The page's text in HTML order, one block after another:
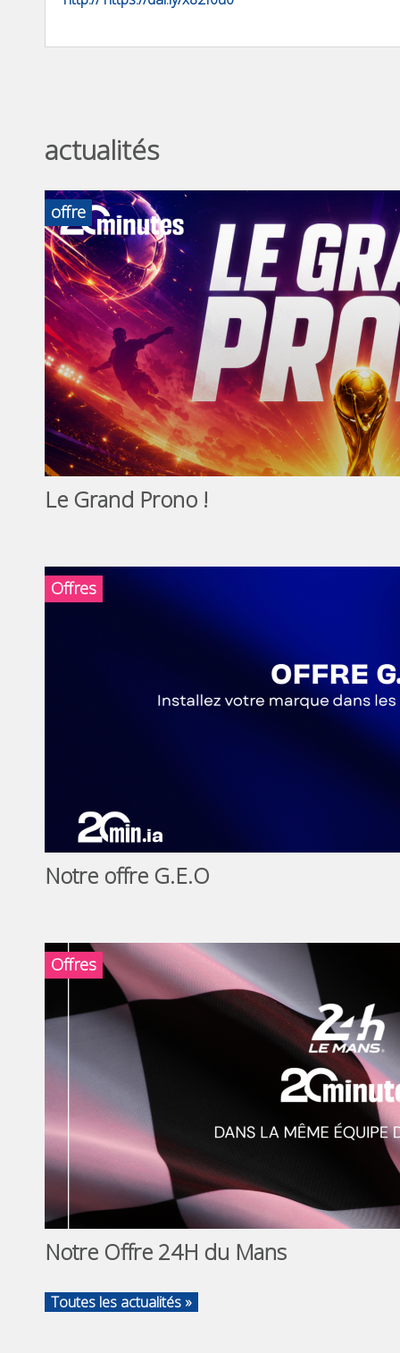
actualités
offre
Le Grand Prono !
Offres
Notre offre G.E.O
Offres
Notre Offre 24H du Mans
Toutes les actualités »